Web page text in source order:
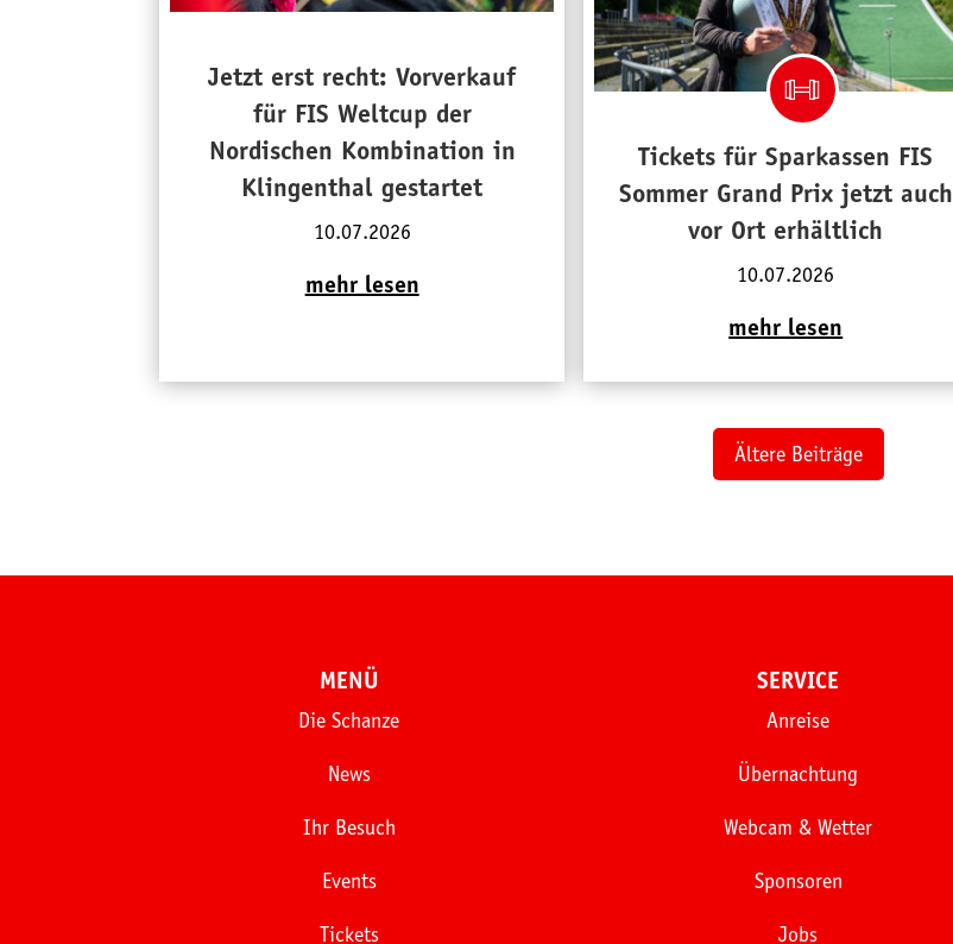
Jetzt erst recht: Vorverkauf
für FIS Weltcup der
Nordischen Kombination in
Klingenthal gestartet
10.07.2026
mehr lesen
Tickets für Sparkassen FIS
Sommer Grand Prix jetzt auch
vor Ort erhältlich
10.07.2026
mehr lesen
Ältere Beiträge
MENÜ
Die Schanze
News
Ihr Besuch
Events
Tickets
SERVICE
Anreise
Übernachtung
Webcam & Wetter
Sponsoren
Jobs